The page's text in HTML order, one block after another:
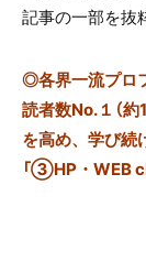
記事の一部を抜
◎各界一流プロ
読者数No.１（
を高め、学び続
「③HP・WEB